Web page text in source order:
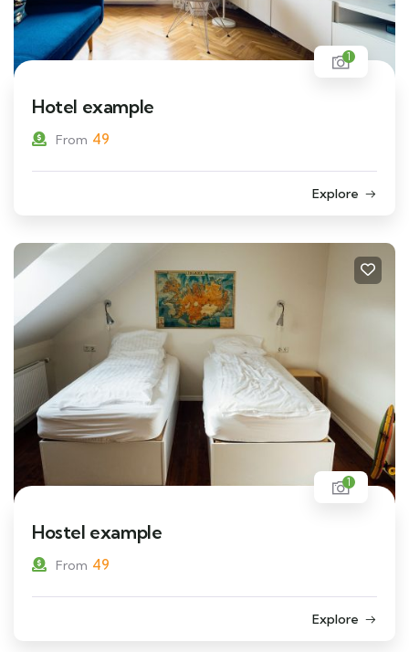
1
Hotel example
From 49
Explore
1
Hostel example
From 49
Explore